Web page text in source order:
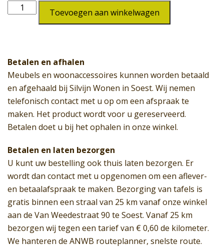
Paardenhoofd
SW-
Toevoegen aan winkelwagen
Betalen en afhalen
Meubels en woonaccessoires kunnen worden betaald
en afgehaald bij Silvijn Wonen in Soest. Wij nemen
telefonisch contact met u op om een afspraak te
maken. Het product wordt voor u gereserveerd.
Betalen doet u bij het ophalen in onze winkel.
Betalen en laten bezorgen
U kunt uw bestelling ook thuis laten bezorgen. Er
wordt dan contact met u opgenomen om een aflever-
en betaalafspraak te maken. Bezorging van tafels is
gratis binnen een straal van 25 km vanaf onze winkel
aan de Van Weedestraat 90 te Soest. Vanaf 25 km
bezorgen wij tegen een tarief van € 0,60 de kilometer.
We hanteren de ANWB routeplanner, snelste route.